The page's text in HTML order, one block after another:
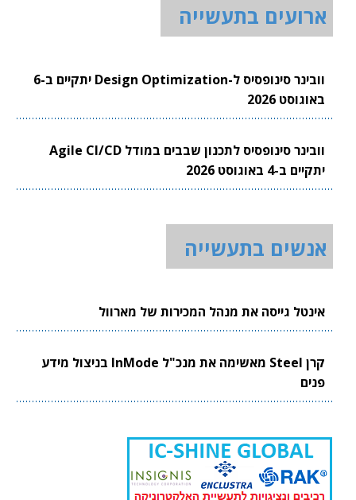
ארועים בתעשייה
וובינר סינופסיס ל-Design Optimization יתקיים ב-6
באוגוסט 2026
וובינר סינופסיס לתכנון שבבים במודל Agile CI/CD
יתקיים ב-4 באוגוסט 2026
אנשים בתעשייה
אינטל גייסה את מנהל המכירות של מארוול
קרן Steel מאשימה את מנכ"ל InMode בניצול מידע
פנים